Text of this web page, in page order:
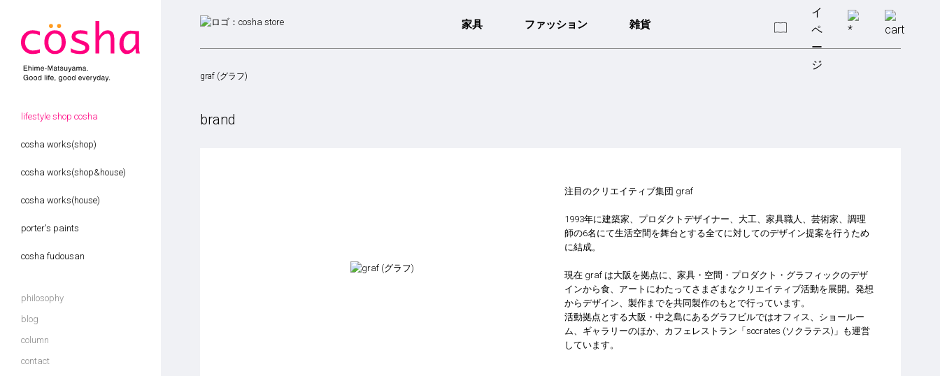
lifestyle shop cosha
cosha works(shop)
cosha works(shop&house)
cosha works(house)
porter's paints
cosha fudousan
philosophy
blog
column
contact
家具 ファッション 雑貨
graf (グラフ)
brand
注目のクリエイティブ集団 graf
1993年に建築家、プロダクトデザイナー、大工、家具職人、芸術家、調理
師の6名にて生活空間を舞台とする全てに対してのデザイン提案を行うため
に結成。
現在 graf は大阪を拠点に、家具・空間・プロダクト・グラフィックのデザ
インから食、アートにわたってさまざまなクリエイティブ活動を展開。発想
からデザイン、製作までを共同製作のもとで行っています。
活動拠点とする大阪・中之島にあるグラフビルではオフィス、ショールー
ム、ギャラリーのほか、カフェレストラン「socrates (ソクラテス)」も運営
しています。